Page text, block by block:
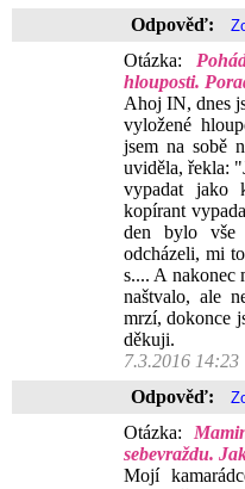
Odpověď:
Otázka:
hlouposti.
Ahoj IN, dnes
vyložené
jsem na sobě
uviděla, řekla:
vypadat
kopírant
den bylo vše
odcházeli, mi
s.... A nakonec
naštvalo, ale
mrzí, dokonce
děkuji.
7.3.2016 14:23
Odpověď:
Otázka:
sebevraždu.
Mojí